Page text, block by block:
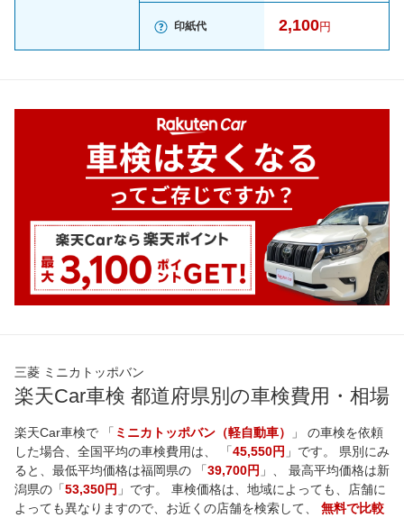
印紙代 2,100円
三菱 ミニカトッポバン
楽天Car車検 都道府県別の車検費用・相場
楽天Car車検で 「 ミニカトッポバン（軽自動車）
」 の車検を依頼
した場合、全国平均の車検費用は、 「45,550円 」です。 県別にみ
ると、最低平均価格は福岡県の 「39,700円 」、 最高平均価格は新
潟県の「53,350円 」です。 車検価格は、地域によっても、店舗に
よっても異なりますので、お近くの店舗を検索して、 無料で比較